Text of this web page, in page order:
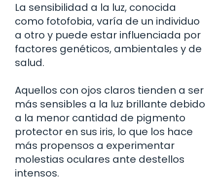
La sensibilidad a la luz, conocida
como fotofobia, varía de un individuo
a otro y puede estar influenciada por
factores genéticos, ambientales y de
salud.
Aquellos con ojos claros tienden a ser
más sensibles a la luz brillante debido
a la menor cantidad de pigmento
protector en sus iris, lo que los hace
más propensos a experimentar
molestias oculares ante destellos
intensos.